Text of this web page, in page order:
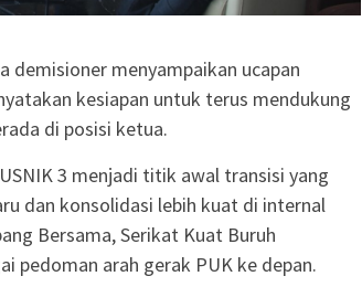
demisioner menyampaikan ucapan
kesiapan untuk terus mendukung
di posisi ketua.
3 menjadi titik awal transisi yang
dan konsolidasi lebih kuat di internal
Bersama, Serikat Kuat Buruh
pedoman arah gerak PUK ke depan.